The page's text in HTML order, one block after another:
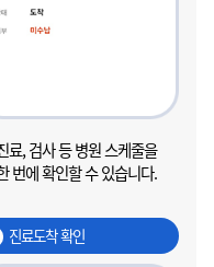
료, 검사 등 병원 스케줄을
번에 확인할 수 있습니다.
진료도착 확인